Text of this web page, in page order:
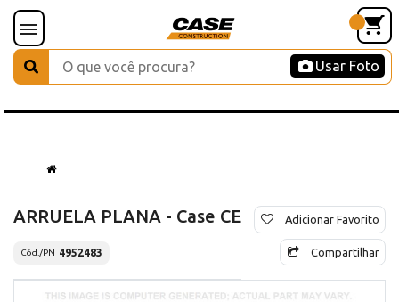
Usar Foto
ARRUELA PLANA - Case CE
Cód./PN 4952483
Adicionar Favorito
Compartilhar